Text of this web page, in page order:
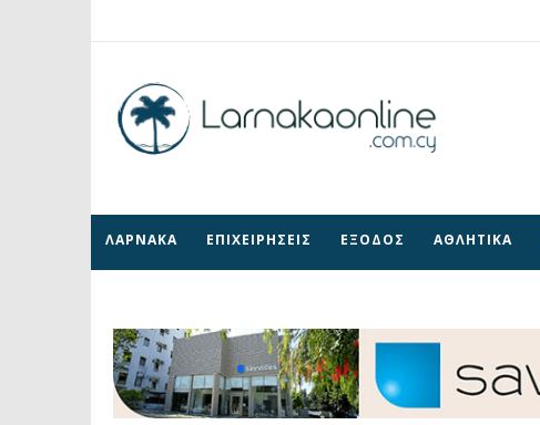
ΛΑΡΝΑΚΑ ΕΠΙΧΕΙΡΗΣΕΙΣ ΕΞΟΔΟΣ ΑΘΛΗΤΙΚΑ